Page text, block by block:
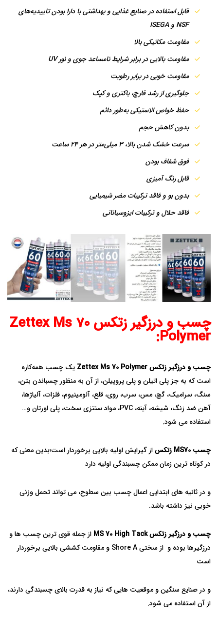
قابل استفاده در صنایع غذایی و بهداشتی با دارا بودن تاییدیه‌های
NSF و ISEGA
مقاومت مکانیکی بالا
مقاومت بالایی در برابر شرایط نامساعد جوی و نور UV
مقاومت خوبی در برابر رطوبت
جلوگیری از رشد قارچ، باکتری و کپک
حفظ خواص الاستیکی به‌طور دائم
بدون کاهش حجم
سرعت خشک شدن بالا، 3 میلی‌متر در هر 24 ساعت
فوق شفاف بودن
قابل رنگ آمیزی
بدون بو و فاقد ترکیبات مضر شیمیایی
فاقد حلال و ترکیبات ایزوسیاناتی
چسب و درزگیر زتکس Zettex Ms 70
Polymer:
چسب و درزگیر زتکس Zettex Ms 70 Polymer
یک چسب همه‌کاره
است که به جز پلی اتیلن و پلی پروپیلن، از آن به‌ منظور چسباندن بتن،
سنگ، سرامیک، گچ، مس، سرب، روی، قلع، آلومینیوم، فلزات، آلیاژها،
آهن ضد زنگ، شیشه، آینه، PVC، مواد سنتزی سخت، پلی اورتان و…
استفاده می شود.
چسب MS70 زتکساز گیرایش اولیه بالایی برخوردار است؛بدین معنی که
در کوتاه ترین زمان ممکن چسبندگی اولیه دارد
و در ثانیه های ابتدایی اعمال چسب بین سطوح، می تواند تحمل وزنی
خوبی نیز داشته باشد.
چسب و درزگیر زتکس MS 70 High Tack
از جمله قوی ترین چسب ها و
درزگیرها بوده و از سختی Shore A و مقاومت کششی بالایی برخوردار
است
و در صنایع سنگین و موقعیت هایی که نیاز به قدرت بالای چسبندگی دارند،
از آن استفاده می شود.